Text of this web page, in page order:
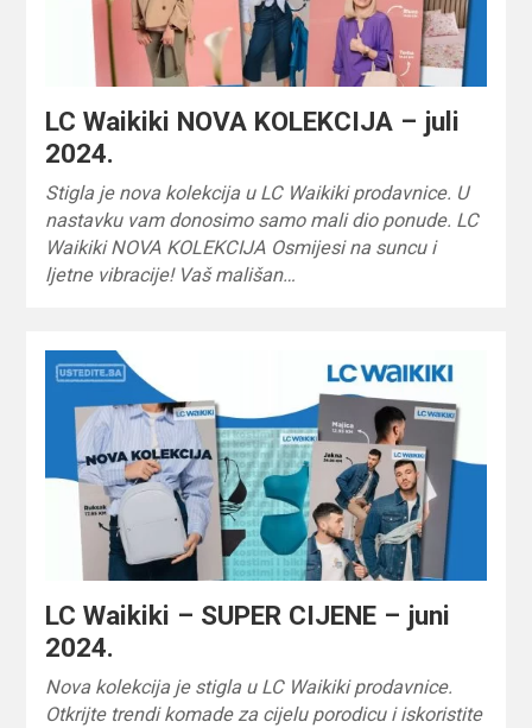
LC Waikiki NOVA KOLEKCIJA – juli
2024.
Stigla je nova kolekcija u LC Waikiki prodavnice. U
nastavku vam donosimo samo mali dio ponude. LC
Waikiki NOVA KOLEKCIJA Osmijesi na suncu i
ljetne vibracije! Vaš mališan…
LC Waikiki – SUPER CIJENE – juni
2024.
Nova kolekcija je stigla u LC Waikiki prodavnice.
Otkrijte trendi komade za cijelu porodicu i iskoristite